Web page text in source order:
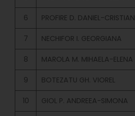
6 PROFIRE D. DANIEL-CRISTIAN
7 NECHIFOR I. GEORGIANA
8 MAROLA M. MIHAELA-ELENA
9 BOTEZATU GH. VIOREL
10 GIOL P. ANDREEA-SIMONA